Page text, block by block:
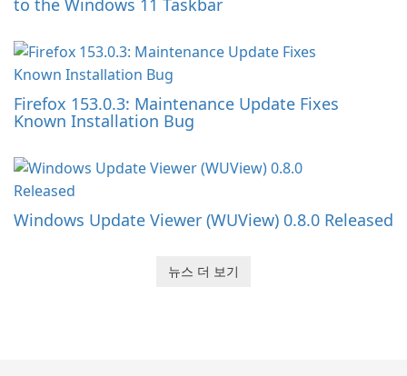
to the Windows 11 Taskbar
Firefox 153.0.3: Maintenance Update Fixes
Known Installation Bug
Windows Update Viewer (WUView) 0.8.0 Released
뉴스 더 보기